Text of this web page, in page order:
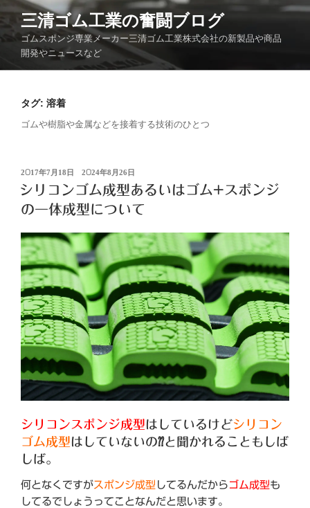
ン
テ
ツ
三清ゴム工業の奮闘ブログ
ゴムスポンジ専業メーカー三清ゴム工業株式会社の新製品や商品
開発やニュースなど
タグ: 溶着
ゴムや樹脂や金属などを接着する技術のひとつ
投
稿
日:
2017年7月18日 2024年8月26日
シリコンゴム成型あるいはゴム+スポンジ
の一体成型について
シリコンスポンジ成型はしているけどシリコン
ゴム成型はしていないの⁇と聞かれることもしば
しば。
何となくですがスポンジ成型 してるんだから ゴム成型も
してるでしょうってことなんだと思います。